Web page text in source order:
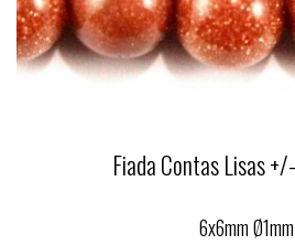
Fiada Contas Lisas
6x6mm Ø1mm